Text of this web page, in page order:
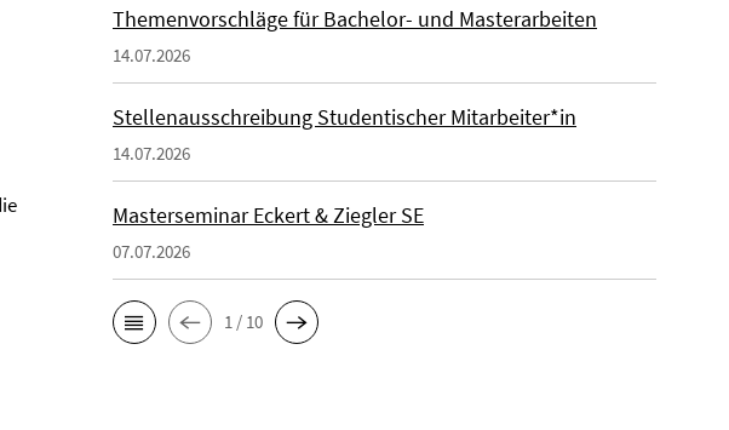
Themenvorschläge für Bachelor- und Masterarbeiten
14.07.2026
Stellenausschreibung Studentischer Mitarbeiter*in
14.07.2026
Masterseminar Eckert & Ziegler SE
07.07.2026
1 / 10